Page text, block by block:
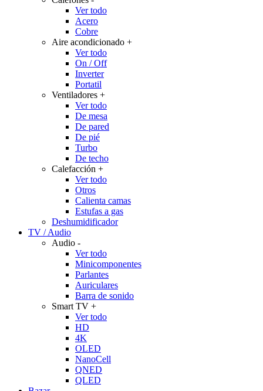
Ver todo
Acero
Cobre
Aire acondicionado +
Ver todo
On / Off
Inverter
Portatil
Ventiladores +
Ver todo
De mesa
De pared
De pié
Turbo
De techo
Calefacción +
Ver todo
Otros
Calienta camas
Estufas a gas
Deshumidificador
TV / Audio
Audio -
Ver todo
Minicomponentes
Parlantes
Auriculares
Barra de sonido
Smart TV +
Ver todo
HD
4K
OLED
NanoCell
QNED
QLED